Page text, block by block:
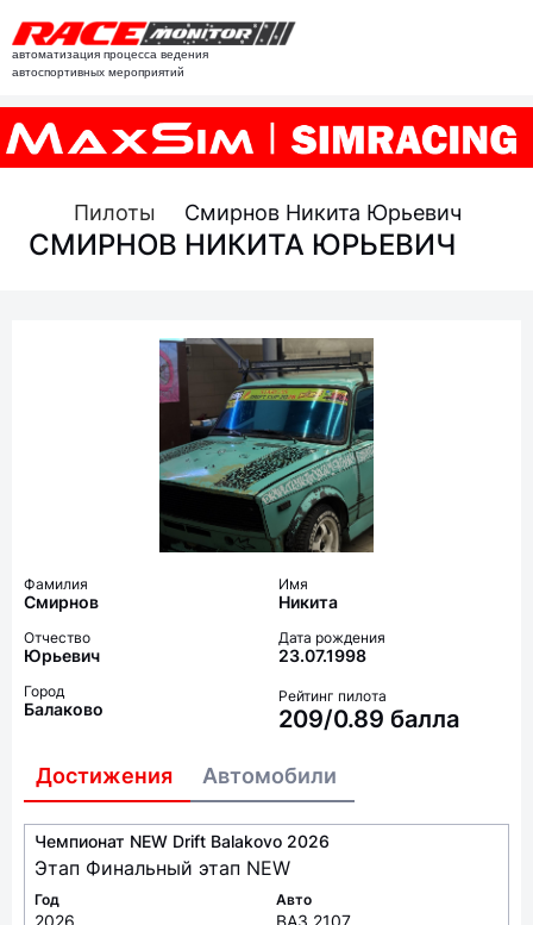
автоматизация процесса ведения
автоспортивных мероприятий
Пилоты Смирнов Никита Юрьевич
Имя
Никита
Отчество
Юрьевич
Дата рождения
23.07.1998
Город
Балаково
Рейтинг пилота
209/0.89 балла
Достижения Автомобили
Чемпионат NEW Drift Balakovo 2026
Этап Финальный этап NEW
Год
2026
Авто
ВАЗ 2107
Команда
Хан Сервис
Рейтинг пилота
0.18